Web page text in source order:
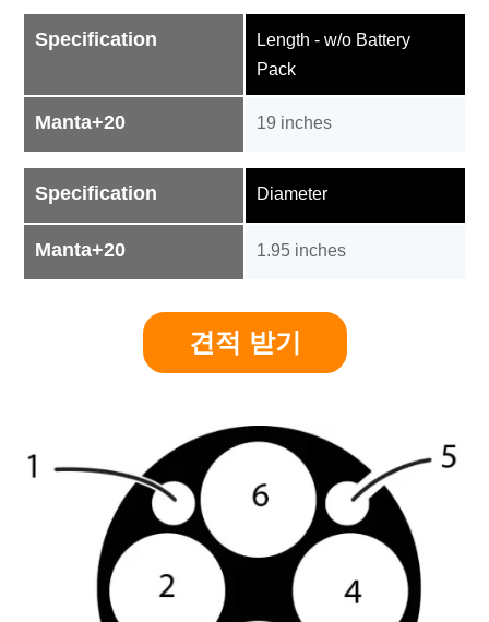
Specification
Manta+20
Length - w/o Battery
Pack
19 inches
Specification
Manta+20
Diameter
1.95 inches
견적 받기